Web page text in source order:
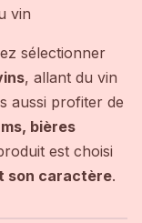
vin
sélectionner
, allant du vin
aussi profiter de
bières
est choisi
son caractère.